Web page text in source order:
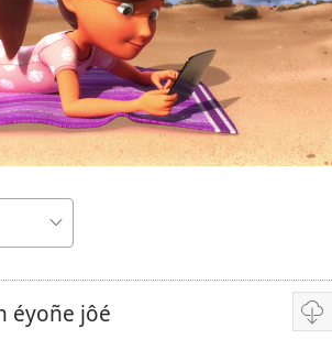
éyoñe jôé